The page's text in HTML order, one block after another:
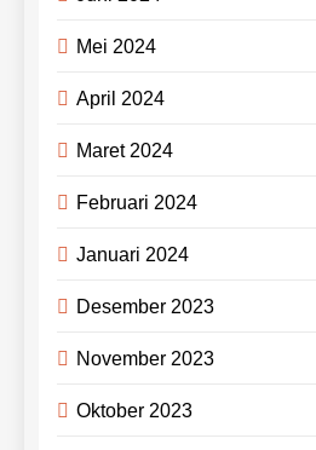
Mei 2024
April 2024
Maret 2024
Februari 2024
Januari 2024
Desember 2023
November 2023
Oktober 2023